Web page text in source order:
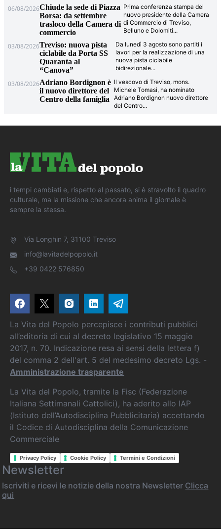
06/08/2026Chiude la sede di Piazza
Borsa: da settembre
trasloco della Camera di
commercio
Prima conferenza stampa del
nuovo presidente della Camera
di Commercio di Treviso,
Belluno e Dolomiti...
03/08/2026Treviso: nuova pista
ciclabile da Porta SS
Quaranta al
“Canova”
Da lunedì 3 agosto sono partiti i
lavori per la realizzazione di una
nuova pista ciclabile
bidirezionale...
03/08/2026Adriano Bordignon è
il nuovo direttore del
Centro della famiglia
Il vescovo di Treviso, mons.
Michele Tomasi, ha nominato
Adriano Bordignon nuovo direttore
del Centro...
i tempi cambiati e, rispetto al passato, si è stravolto il quadro
culturale, ma la missione che ancora anima il giornale è
sempre la stessa.
Via Longhin 7, 31100 Treviso
info@lavitadelpopolo.it
+39 0422 576850
La Vita del Popolo percepisce i contributi pubblici
all’editoria di cui al decreto legislativo 15 maggio
2017, n. 70. Indicazione resa ai sensi della lettera f)
del comma 2 dell'art. 5 del medesimo decreto Lgs. -
Amministrazione trasparente
La Vita del Popolo, tramite la Fisc (Federazione
Italiana Settimanali Cattolici), ha aderito allo IAP
(Istituto dell’Autodisciplina Pubblicitaria) accettando
il Codice di Autodisciplina della Comunicazione
Commerciale
Privacy Policy Cookie Policy Termini e Condizioni
Newsletter
Iscriviti e ricevi le notizie della nostra Newsletter Clicca
qui